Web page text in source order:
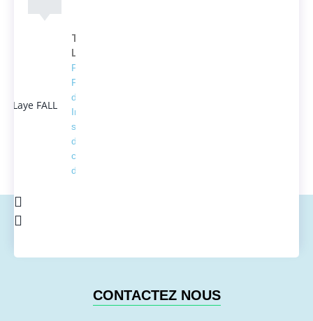
Thierno
Laye FALL
Président
Fondateur
d'ACTEDUS,
Ingénieur
spécialisé
dans la
conversion
de l'énergie
CONTACTEZ NOUS